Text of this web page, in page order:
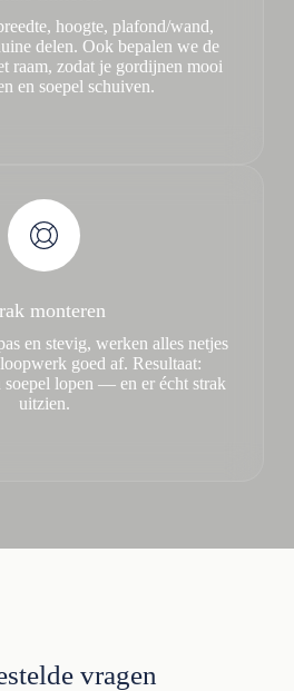
hoogte, plafond/wand,
delen. Ook bepalen we de
raam, zodat je gordijnen mooi
en soepel schuiven.
monteren
en stevig, werken alles netjes
goed af. Resultaat:
soepel lopen — en er écht strak
uitzien.
vragen